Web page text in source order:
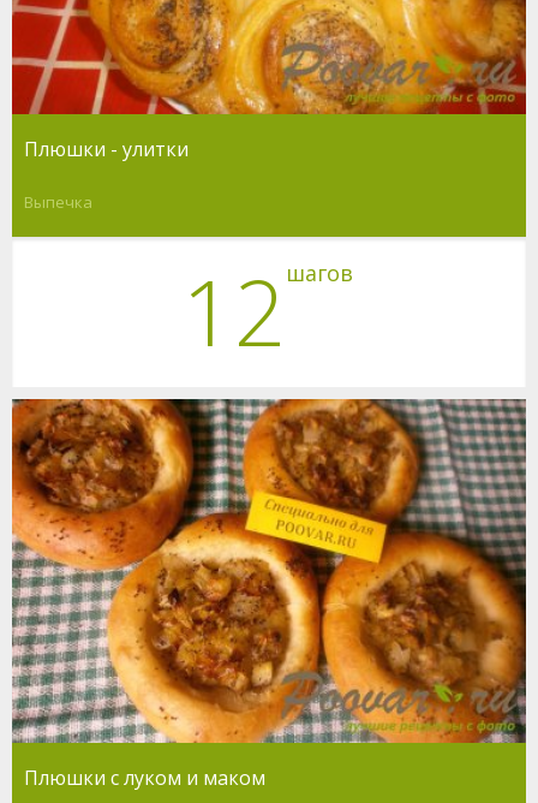
Плюшки - улитки
Выпечка
12 шагов
Плюшки с луком и маком